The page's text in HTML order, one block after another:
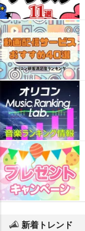
新着トレンド